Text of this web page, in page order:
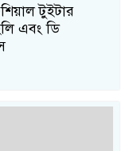
টুইটার
এবং ডি